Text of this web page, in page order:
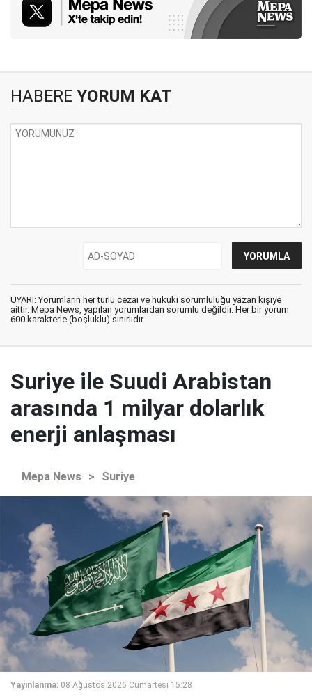
HABERE YORUM KAT
UYARI: Yorumların her türlü cezai ve hukuki sorumluluğu yazan kişiye
aittir. Mepa News, yapılan yorumlardan sorumlu değildir. Her bir yorum
600 karakterle (boşluklu) sınırlıdır.
Suriye ile Suudi Arabistan
arasında 1 milyar dolarlık
enerji anlaşması
Mepa News > Suriye
Yayınlanma: 08 Ağustos 2026 Cumartesi 15:28